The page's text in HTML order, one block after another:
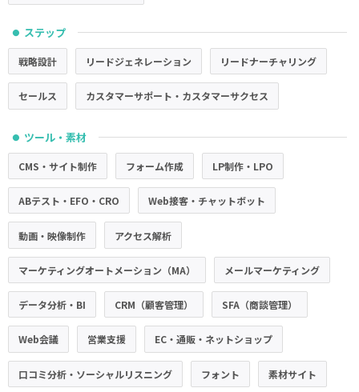
● ステップ
戦略設計 リードジェネレーション リードナーチャリング
セールス カスタマーサポート・カスタマーサクセス
● ツール・素材
CMS・サイト制作 フォーム作成 LP制作・LPO
ABテスト・EFO・CRO Web接客・チャットボット
動画・映像制作 アクセス解析
マーケティングオートメーション（MA） メールマーケティング
データ分析・BI CRM（顧客管理） SFA（商談管理）
Web会議 営業支援 EC・通販・ネットショップ
口コミ分析・ソーシャルリスニング フォント 素材サイト